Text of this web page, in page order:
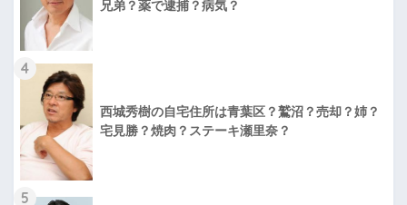
兄弟？薬で逮捕？病気？
4
西城秀樹の自宅住所は青葉区？鷲沼？売却？姉？
宅見勝？焼肉？ステーキ瀬里奈？
5